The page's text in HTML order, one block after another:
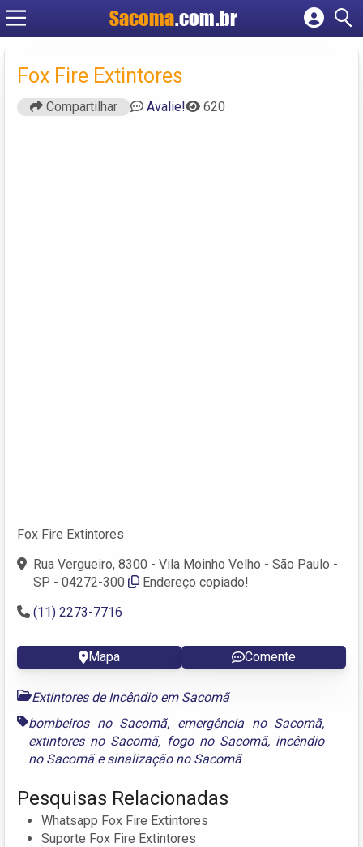
Sacoma.com.br
Cadastrar empresa
Criar conta
Fox Fire Extintores
Compartilhar Avalie! 620
Fox Fire Extintores
Rua Vergueiro, 8300 - Vila Moinho Velho - São Paulo -
SP - 04272-300
Endereço copiado!
(11) 2273-7716
Mapa Comente
Extintores de Incêndio em Sacomã
bombeiros no Sacomã, emergência no Sacomã,
extintores no Sacomã, fogo no Sacomã, incêndio
no Sacomãesinalização no Sacomã
Pesquisas Relacionadas
Whatsapp Fox Fire Extintores
Suporte Fox Fire Extintores